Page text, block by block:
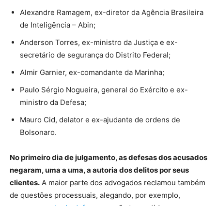
Alexandre Ramagem, ex-diretor da Agência Brasileira
de Inteligência – Abin;
Anderson Torres, ex-ministro da Justiça e ex-
secretário de segurança do Distrito Federal;
Almir Garnier, ex-comandante da Marinha;
Paulo Sérgio Nogueira, general do Exército e ex-
ministro da Defesa;
Mauro Cid, delator e ex-ajudante de ordens de
Bolsonaro.
No primeiro dia de julgamento, as defesas dos acusados
negaram, uma a uma, a autoria dos delitos por seus
clientes. A maior parte dos advogados reclamou também
de questões processuais, alegando, por exemplo,